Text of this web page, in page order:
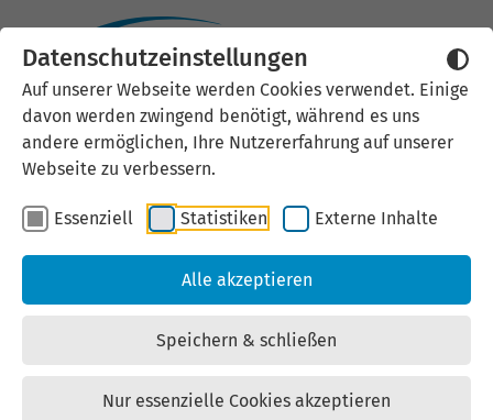
Datenschutzeinstellungen
Auf unserer Webseite werden Cookies verwendet. Einige
davon werden zwingend benötigt, während es uns
andere ermöglichen, Ihre Nutzererfahrung auf unserer
Webseite zu verbessern.
Essenziell Statistiken Externe Inhalte
Alle akzeptieren
Speichern & schließen
Nur essenzielle Cookies akzeptieren
Externen Inhalt laden
Wir verwenden auf unserer
Website externe Inhalte, um Ihnen
zusätzliche Informationen
anzubieten. Einige externe Inhalte
(z.B. Google Maps, Youtube)
können persönliche Daten (z.B. IP-
Mit der Bestätigung erklären Sie